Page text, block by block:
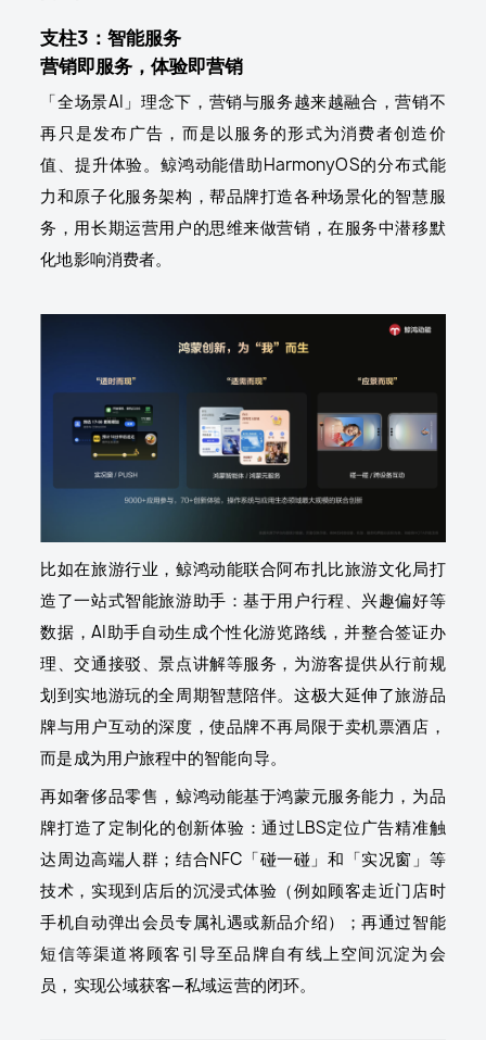
支柱3：智能服务
营销即服务，体验即营销
「全场景AI」理念下，营销与服务越来越融合，营销不
再只是发布广告，而是以服务的形式为消费者创造价
值、提升体验。鲸鸿动能借助HarmonyOS的分布式能
力和原子化服务架构，帮品牌打造各种场景化的智慧服
务，用长期运营用户的思维来做营销，在服务中潜移默
化地影响消费者。
比如在旅游行业，鲸鸿动能联合阿布扎比旅游文化局打
造了一站式智能旅游助手：基于用户行程、兴趣偏好等
数据，AI助手自动生成个性化游览路线，并整合签证办
理、交通接驳、景点讲解等服务，为游客提供从行前规
划到实地游玩的全周期智慧陪伴。这极大延伸了旅游品
牌与用户互动的深度，使品牌不再局限于卖机票酒店，
而是成为用户旅程中的智能向导。
再如奢侈品零售，鲸鸿动能基于鸿蒙元服务能力，为品
牌打造了定制化的创新体验：通过LBS定位广告精准触
达周边高端人群；结合NFC「碰一碰」和「实况窗」等
技术，实现到店后的沉浸式体验（例如顾客走近门店时
手机自动弹出会员专属礼遇或新品介绍）；再通过智能
短信等渠道将顾客引导至品牌自有线上空间沉淀为会
员，实现公域获客—私域运营的闭环。